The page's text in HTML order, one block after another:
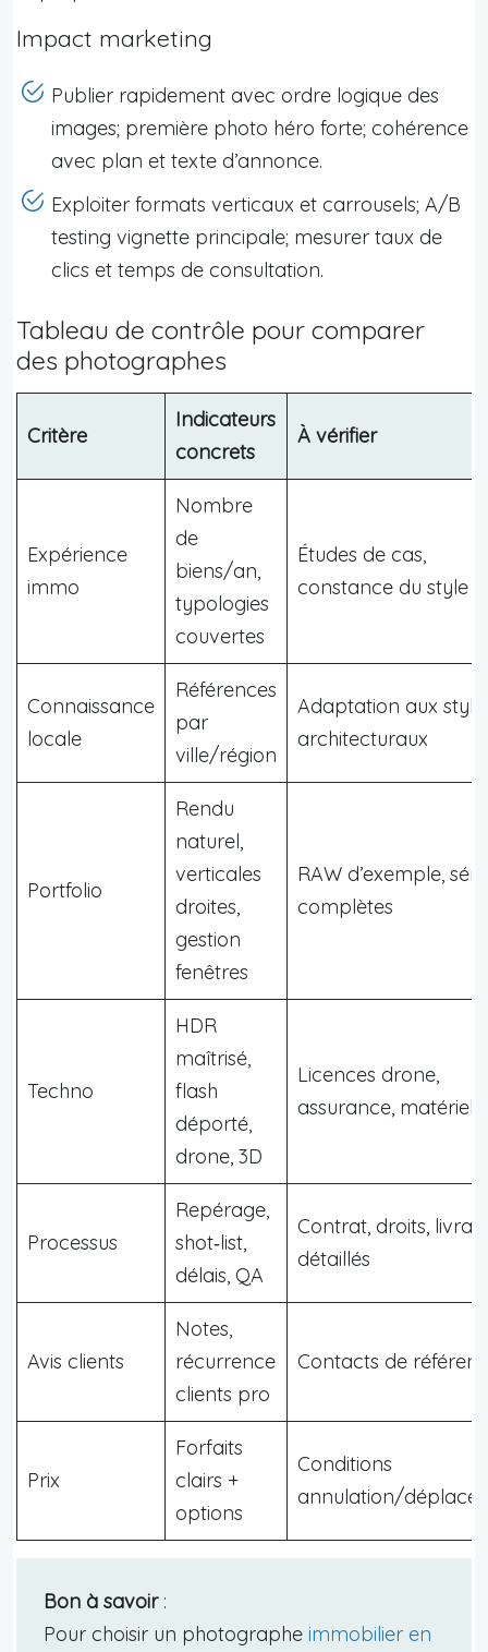
Impact marketing
Publier rapidement avec ordre logique des
images; première photo héro forte; cohérence
avec plan et texte d’annonce.
Exploiter formats verticaux et carrousels; A/B
testing vignette principale; mesurer taux de
clics et temps de consultation.
Tableau de contrôle pour comparer
des photographes
Critère
Indicateurs
concrets
À vérifier
Expérience
immo
Nombre
de
biens/an,
typologies
couvertes
Études de cas,
constance du style
Connaissance
locale
Références
par
ville/région
Adaptation aux
architecturaux
Portfolio
Rendu
naturel,
verticales
droites,
gestion
fenêtres
RAW d’exemple,
complètes
Techno
HDR
maîtrisé,
flash
déporté,
drone, 3D
Licences drone,
assurance, matériel
Processus
Repérage,
shot‑list,
délais, QA
Contrat, droits,
détaillés
Avis clients
Notes,
récurrence
clients pro
Contacts de
Prix
Forfaits
clairs +
options
Conditions
annulation/
Bon à savoir:
Pour choisir un photographe immobilier en